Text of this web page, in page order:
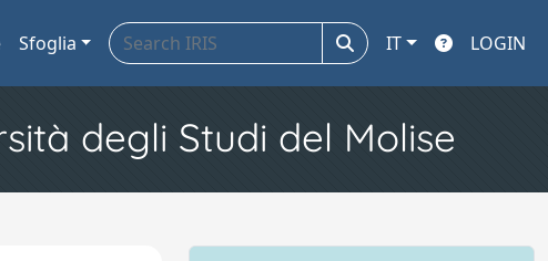
Sfoglia IT LOGIN
degli Studi del Molise